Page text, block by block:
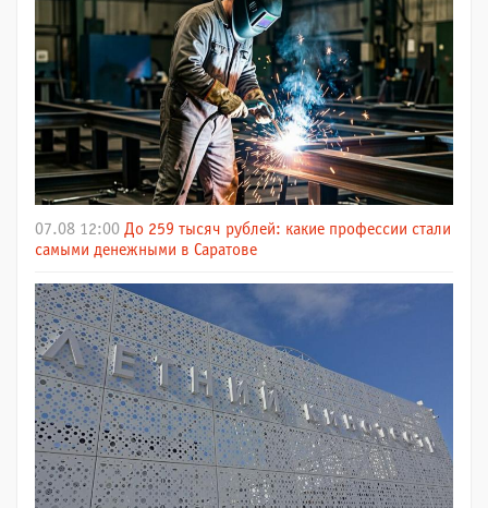
07.08 12:00 До 259 тысяч рублей: какие профессии стали
самыми денежными в Саратове